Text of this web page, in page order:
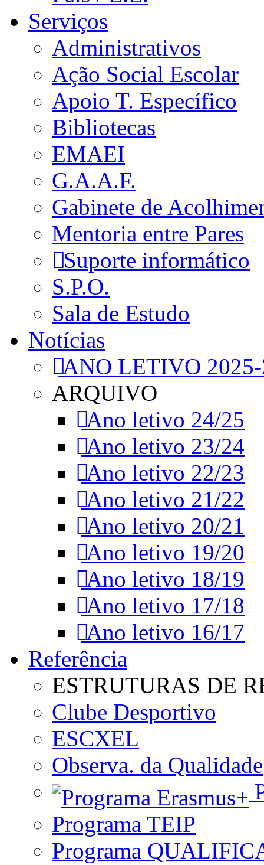
Serviços
Administrativos
Ação Social Escolar
Apoio T. Específico
Bibliotecas
EMAEI
G.A.A.F.
Gabinete de
Mentoria entre Pares
Suporte informático
S.P.O.
Sala de Estudo
Notícias
ANO LETIVO
ARQUIVO
Ano letivo 24/25
Ano letivo 23/24
Ano letivo 22/23
Ano letivo 21/22
Ano letivo 20/21
Ano letivo 19/20
Ano letivo 18/19
Ano letivo 17/18
Ano letivo 16/17
Referência
ESTRUTURAS DE
Clube Desportivo
ESCXEL
Observa. da Qualidade
Programa TEIP
Programa